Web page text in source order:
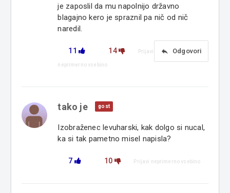
je zaposlil da mu napolnijo državno
blagajno kero je spraznil pa nič od nič
naredil.
11 14 reply Odgovori
Prijavi
neprimerno vsebino
tako je gost
Izobraženec levuharski, kak dolgo si nucal,
ka si tak pametno misel napisla?
7 10 Prijavi neprimerno vsebino